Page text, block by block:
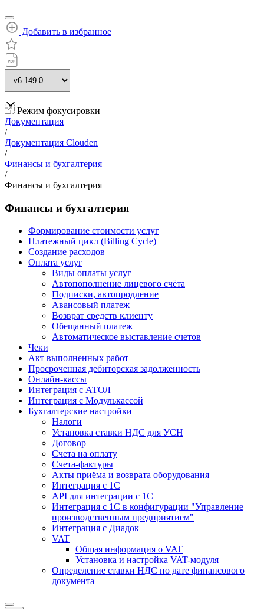
Добавить в избранное
Режим фокусировки
Документация
/
Документация Clouden
/
Финансы и бухгалтерия
/
Финансы и бухгалтерия
Финансы и бухгалтерия
Формирование стоимости услуг
Платежный цикл (Billing Cycle)
Создание расходов
Оплата услуг
Виды оплаты услуг
Автопополнение лицевого счёта
Подписки, автопродление
Авансовый платеж
Возврат средств клиенту
Обещанный платеж
Автоматическое выставление счетов
Чеки
Акт выполненных работ
Просроченная дебиторская задолженность
Онлайн-кассы
Интеграция с АТОЛ
Интеграция с Модулькассой
Бухгалтерские настройки
Налоги
Установка ставки НДС для УСН
Договор
Счета на оплату
Счета-фактуры
Акты приёма и возврата оборудования
Интеграция с 1С
API для интеграции с 1С
Интеграция с 1С в конфигурации "Управление
производственным предприятием"
Интеграция с Диадок
VAT
Общая информация о VAT
Установка и настройка VAT-модуля
Определение ставки НДС по дате финансового
документа